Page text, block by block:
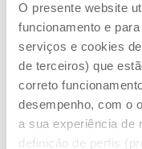
O presente website
funcionamento e
serviços e cookies
de terceiros) que
correto
desempenho, com o
a sua experiência de
definição de perfis
Safari Golf e Pista 3
Price reduced
€ 24,99 -15%
to
€ 21,24
ADICIONAR